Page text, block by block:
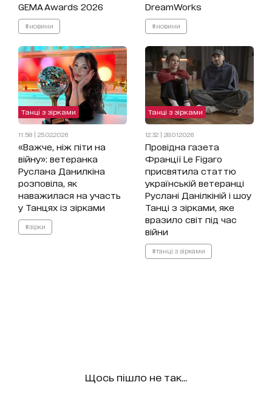
GEMA Awards 2026
#новини
DreamWorks
#новини
Танці з зірками
11:58 | 25.02.2026
«Важче, ніж піти на
війну»: ветеранка
Руслана Данилкіна
розповіла, як
наважилася на участь
у Танцях із зірками
#зірки
Танці з зірками
12:32 | 28.01.2026
Провідна газета
Франції Le Figaro
присвятила статтю
українській ветеранці
Руслані Данілкіній і шоу
Танці з зірками, яке
вразило світ під час
війни
#танці з зірками
Щось пішло не так...